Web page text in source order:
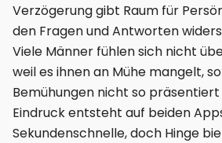
Verzögerung gibt Raum für
den Fragen und Antworten
Viele Männer fühlen sich nicht
weil es ihnen an Mühe mangelt,
Bemühungen nicht so
Eindruck entsteht auf beiden
Sekundenschnelle, doch Hinge